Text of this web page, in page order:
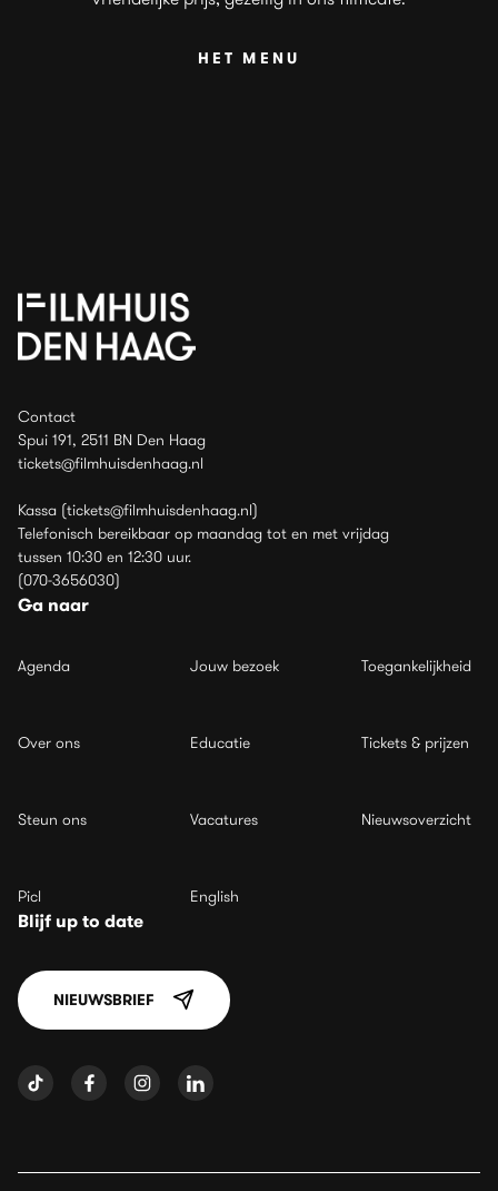
HET MENU
Contact
Spui 191, 2511 BN Den Haag
tickets@filmhuisdenhaag.nl
Kassa (tickets@filmhuisdenhaag.nl)
Telefonisch bereikbaar op maandag tot en met vrijdag
tussen 10:30 en 12:30 uur.
(070-3656030)
Ga naar
Agenda Jouw bezoek Toegankelijkheid
Over ons Educatie Tickets & prijzen
Steun ons Vacatures Nieuwsoverzicht
Picl English
Blijf up to date
NIEUWSBRIEF